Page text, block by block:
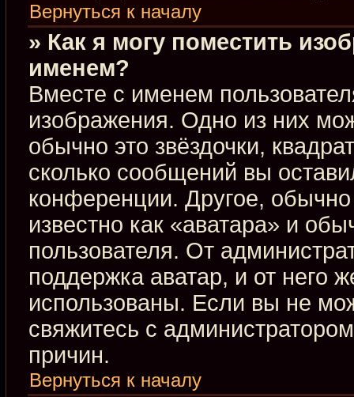
Вернуться к началу
» Как я могу поместить
именем?
Вместе с именем
изображения. Одно из них
обычно это звёздочки,
сколько сообщений вы
конференции. Другое,
известно как «аватара» и
пользователя. От
поддержка аватар, и от него
использованы. Если вы не
свяжитесь с
причин.
Вернуться к началу